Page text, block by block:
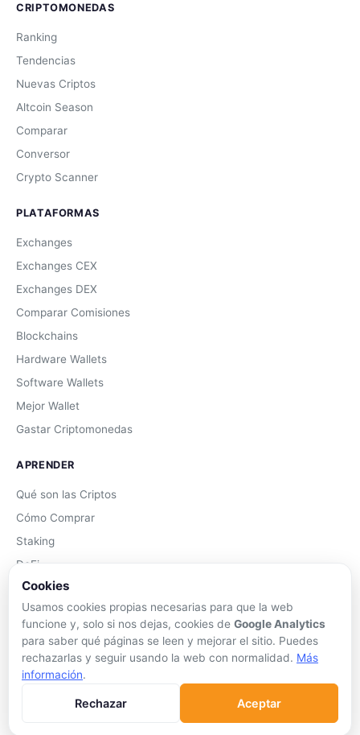
CRIPTOMONEDAS
Ranking
Tendencias
Nuevas Criptos
Altcoin Season
Comparar
Conversor
Crypto Scanner
PLATAFORMAS
Exchanges
Exchanges CEX
Exchanges DEX
Comparar Comisiones
Blockchains
Hardware Wallets
Software Wallets
Mejor Wallet
Gastar Criptomonedas
APRENDER
Qué son las Criptos
Cómo Comprar
Staking
DeFi
Trading
Glosario
EMPRESA
Sobre Nosotros
Cómo nos financiamos
Cookies
Usamos cookies propias necesarias para que la web
funcione y, solo si nos dejas, cookies de Google Analytics
para saber qué páginas se leen y mejorar el sitio. Puedes
rechazarlas y seguir usando la web con normalidad. Más
información.
Rechazar Aceptar